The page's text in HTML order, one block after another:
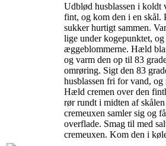
Udblød husblassen i koldt
fint, og kom den i en skål.
sukker hurtigt sammen.
lige under kogepunktet,
æggeblommerne. Hæld
og varm den op til 83
omrøring. Sigt den 83
husblassen fri for vand, og
Hæld cremen over den
rør rundt i midten af
cremeuxen samler sig og
overflade. Smag til med
cremeuxen. Kom den i